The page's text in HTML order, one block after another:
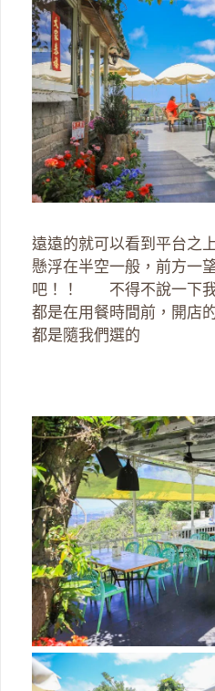
遠遠的就可以看到平台之
懸浮在半空一般，前方一
吧！！ 不得不說一下我
都是在用餐時間前，開店
都是隨我們選的